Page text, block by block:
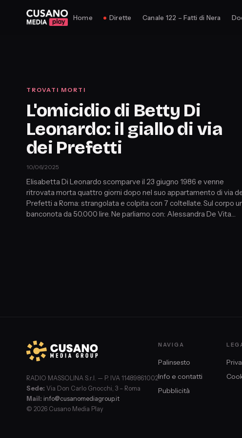
Home Dirette Canale 122 – Fatti di Nera
TROVATI MORTI
L'omicidio di Betty Di
Leonardo: il giallo di via
dei Prefetti
10/06/2025
Elisabetta Di Leonardo scomparve il 23 giugno 1986 e venne
ritrovata morta quattro giorni dopo nel suo appartamento di via
Prefetti a Roma: strangolata e colpita con 7 coltellate. Sul corpo
banconota da 50.000 lire. Ne parliamo con: Alessandra De Vita
RADIO MASSOLINA S.r.l. — P. IVA 11489861002
Sede: Via Don Carlo Gnocchi, 3 – Roma
Mail: info@cusanomediagroup.it
© 2026 Cusano Media Play
NAVIGA
Palinsesto
Info e contatti
Pubblicità